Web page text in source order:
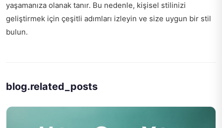
yaşamanıza olanak tanır. Bu nedenle, kişisel stilinizi
geliştirmek için çeşitli adımları izleyin ve size uygun bir stil
bulun.
blog.related_posts